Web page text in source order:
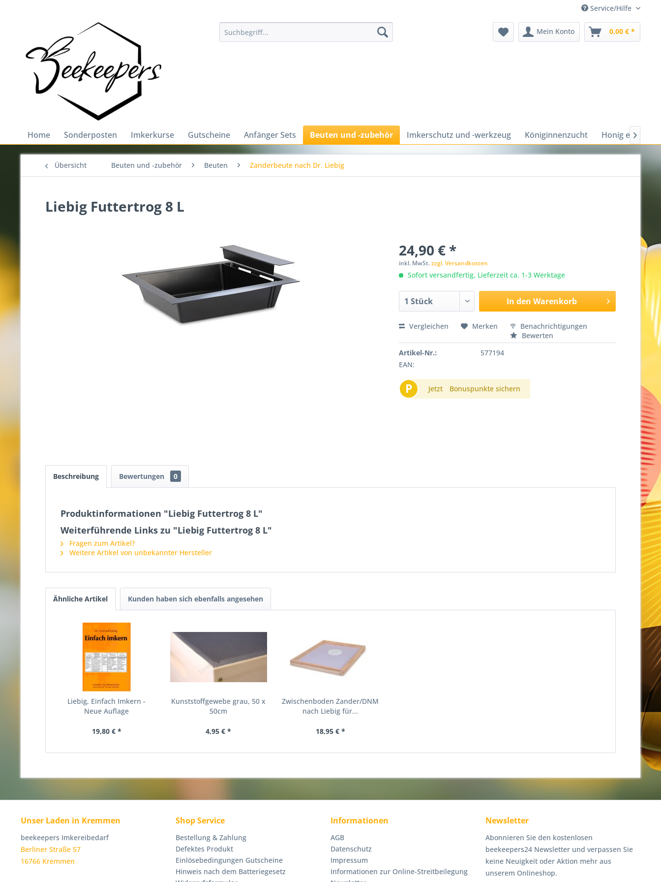
Service/Hilfe
Mein Konto 0,00 € *
Home Sonderposten Imkerkurse Gutscheine Anfänger Sets Beuten und -zubehör Imkerschutz und -werkzeug Königinnenzucht Honig ernten

Übersicht Beuten und -zubehör Beuten Zanderbeute nach Dr. Liebig
Liebig Futtertrog 8 L
24,90 € *
inkl. MwSt.zzgl. Versandkosten
Sofort versandfertig, Lieferzeit ca. 1-3 Werktage
In den Warenkorb
Vergleichen Merken
Benachrichtigungen
Bewerten
Artikel-Nr.:
577194
EAN:
P Jetzt Bonuspunkte sichern
Beschreibung Bewertungen 0
Produktinformationen "Liebig Futtertrog 8 L"
Weiterführende Links zu "Liebig Futtertrog 8 L"
Fragen zum Artikel?
Weitere Artikel von unbekannter Hersteller
Ähnliche Artikel Kunden haben sich ebenfalls angesehen
Liebig, Einfach Imkern -
Neue Auflage
19,80 € *
Kunststoffgewebe grau, 50 x
50cm
4,95 € *
Zwischenboden Zander/DNM
nach Liebig für...
18,95 € *
Unser Laden in Kremmen
beekeepers Imkereibedarf
Berliner Straße 57
16766 Kremmen
Shop Service
Bestellung & Zahlung
Defektes Produkt
Einlösebedingungen Gutscheine
Hinweis nach dem Batteriegesetz
Informationen
AGB
Datenschutz
Impressum
Informationen zur Online-Streitbeilegung
Newsletter
Abonnieren Sie den kostenlosen
beekeepers24 Newsletter und verpassen Sie
keine Neuigkeit oder Aktion mehr aus
unserem Onlineshop.